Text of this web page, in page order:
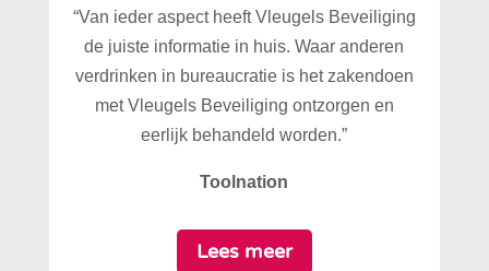
“Van ieder aspect heeft Vleugels Beveiliging
de juiste informatie in huis. Waar anderen
verdrinken in bureaucratie is het zakendoen
met Vleugels Beveiliging ontzorgen en
eerlijk behandeld worden.”
Toolnation
Lees meer